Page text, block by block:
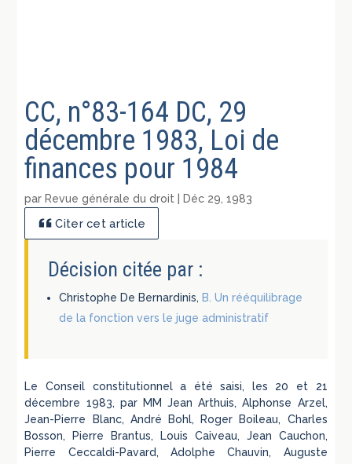
CC, n°83-164 DC, 29
décembre 1983, Loi de
finances pour 1984
par Revue générale du droit Déc 29, 1983
Citer cet article
Décision citée par :
Christophe De Bernardinis, B. Un rééquilibrage
de la fonction vers le juge administratif
Le Conseil constitutionnel a été saisi, les 20 et 21
décembre 1983, par MM Jean Arthuis, Alphonse Arzel,
Jean-Pierre Blanc, André Bohl, Roger Boileau, Charles
Bosson, Pierre Brantus, Louis Caiveau, Jean Cauchon,
Pierre Ceccaldi-Pavard, Adolphe Chauvin, Auguste